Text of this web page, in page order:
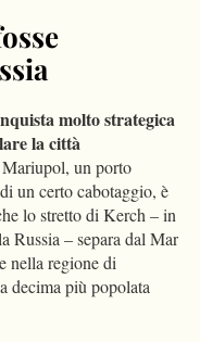
molto strategica
la città
un porto
un certo cabotaggio, è
lo stretto di Kerch – in
Russia – separa dal Mar
nella regione di
decima più popolata